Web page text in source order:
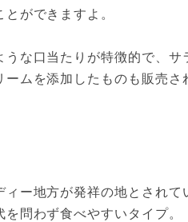
ができますよ。
うな口当たりが特徴的で、
ムを添加したものも販売さ
ィー地方が発祥の地とされ
問わず食べやすいタイプ。